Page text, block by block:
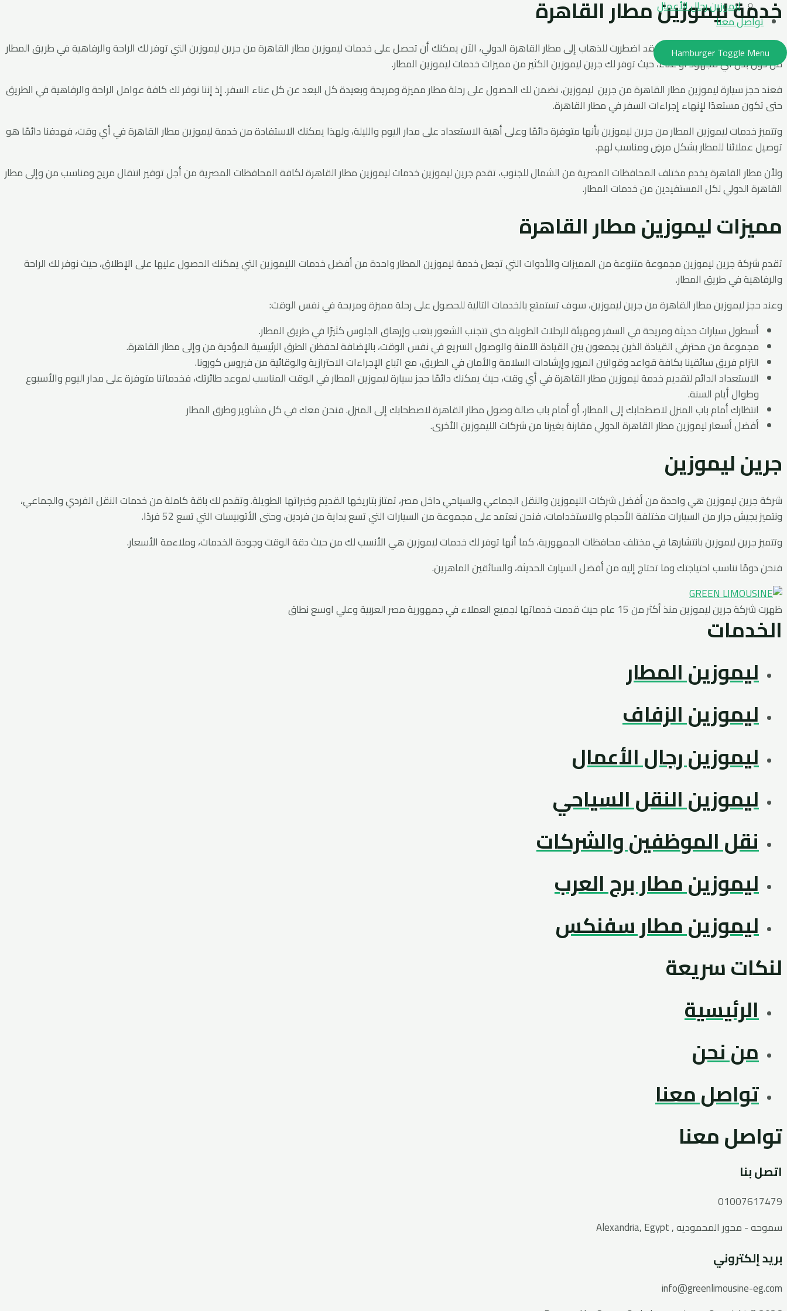
ليموزين رجال الأعمال
تواصل معنا
Hamburger Toggle Menu
خدمة ليموزين مطار القاهرة
إذا كنت كثير السفر، فأنت بالتأكيد قد اضطررت للذهاب إلى مطار القاهرة الدولي، الآن يمكنك أن تحصل على خدمات ليموزين مطار القاهرة من جرين ليموزين التي توفر لك الراحة والرفاهية في طريق المطار
من دون بذل أي مجهود أو عناء، حيث توفر لك جرين ليموزين الكثير من مميزات خدمات ليموزين المطار.
فعند حجز سيارة ليموزين مطار القاهرة من جرين ليموزين، نضمن لك الحصول على رحلة مطار مميزة ومريحة وبعيدة كل البعد عن كل عناء السفر. إذ إننا نوفر لك كافة عوامل الراحة والرفاهية في الطريق
حتى تكون مستعدًا لإنهاء إجراءات السفر في مطار القاهرة.
وتتميز خدمات ليموزين المطار من جرين ليموزين بأنها متوفرة دائمًا وعلى أهبة الاستعداد على مدار اليوم والليلة، ولهذا يمكنك الاستفادة من خدمة ليموزين مطار القاهرة في أي وقت، فهدفنا دائمًا هو
توصيل عملائنا للمطار بشكل مرضٍ ومناسب لهم.
ولأن مطار القاهرة يخدم مختلف المحافظات المصرية من الشمال للجنوب، تقدم جرين ليموزين خدمات ليموزين مطار القاهرة لكافة المحافظات المصرية من أجل توفير انتقال مريح ومناسب من وإلى مطار
القاهرة الدولي لكل المستفيدين من خدمات المطار.
مميزات ليموزين مطار القاهرة
تقدم شركة جرين ليموزين مجموعة متنوعة من المميزات والأدوات التي تجعل خدمة ليموزين المطار واحدة من أفضل خدمات الليموزين التي يمكنك الحصول عليها على الإطلاق، حيث نوفر لك الراحة
والرفاهية في طريق المطار.
وعند حجز ليموزين مطار القاهرة من جرين ليموزين، سوف تستمتع بالخدمات التالية للحصول على رحلة مميزة ومريحة في نفس الوقت:
أسطول سيارات حديثة ومريحة في السفر ومهيئة للرحلات الطويلة حتى تتجنب الشعور بتعب وإرهاق الجلوس كثيرًا في طريق المطار.
مجموعة من محترفي القيادة الذين يجمعون بين القيادة الآمنة والوصول السريع في نفس الوقت، بالإضافة لحفظن الطرق الرئيسية المؤدية من وإلى مطار القاهرة.
التزام فريق سائقينا بكافة قواعد وقوانين المرور وإرشادات السلامة والأمان في الطريق، مع اتباع الإجراءات الاحترازية والوقائية من فيروس كورونا.
الاستعداد الدائم لتقديم خدمة ليموزين مطار القاهرة في أي وقت، حيث يمكنك دائمًا حجز سيارة ليموزين المطار في الوقت المناسب لموعد طائرتك، فخدماتنا متوفرة على مدار اليوم والأسبوع
وطوال أيام السنة.
انتظارك أمام باب المنزل لاصطحابك إلى المطار، أو أمام باب صالة وصول مطار القاهرة لاصطحابك إلى المنزل. فنحن معك في كل مشاوير وطرق المطار
أفضل أسعار ليموزين مطار القاهرة الدولي مقارنة بغيرنا من شركات الليموزين الأخرى.
جرين ليموزين
شركة جرين ليموزين هي واحدة من أفضل شركات الليموزين والنقل الجماعي والسياحي داخل مصر، تمتاز بتاريخها القديم وخبراتها الطويلة. وتقدم لك باقة كاملة من خدمات النقل الفردي والجماعي،
ونتميز بجيش جرار من السيارات مختلفة الأحجام والاستخدامات، فنحن نعتمد على مجموعة من السيارات التي تسع بداية من فردين، وحتى الأتوبيسات التي تسع 52 فردًا.
وتتميز جرين ليموزين بانتشارها في مختلف محافظات الجمهورية، كما أنها توفر لك خدمات ليموزين هي الأنسب لك من حيث دقة الوقت وجودة الخدمات، وملاءمة الأسعار.
فنحن دومًا نناسب احتياجتك وما تحتاج إليه من أفضل السيارت الحديثة، والسائقين الماهرين.
ظهرت شركة جرين ليموزين منذ أكثر من 15 عام حيث قدمت خدماتها لجميع العملاء في جمهورية مصر العربية وعلي اوسع نطاق
الخدمات
ليموزين المطار
ليموزين الزفاف
ليموزين رجال الأعمال
ليموزين النقل السياحي
نقل الموظفين والشركات
ليموزين مطار برج العرب
ليموزين مطار سفنكس
لنكات سريعة
الرئيسية
من نحن
تواصل معنا
تواصل معنا
اتصل بنا
01007617479
سموحه - محور المحموديه , Alexandria, Egypt
بريد إلكتروني
info@greenlimousine-eg.com